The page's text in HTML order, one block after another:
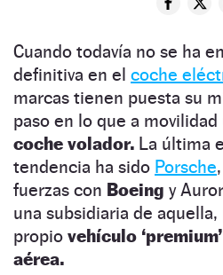
Cuando todavía no se ha
definitiva en el coche
marcas tienen puesta su
paso en lo que a
coche volador. La última
tendencia ha sido Porsche
fuerzas con Boeing y
una subsidiaria de
propio vehículo
aérea.